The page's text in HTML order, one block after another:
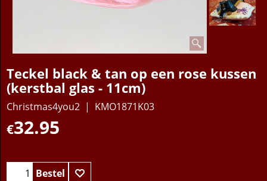
Teckel black & tan op een rose kussen
(kerstbal glas - 11cm)
Christmas4you2 KMO1871K03
€32.95
Bestel